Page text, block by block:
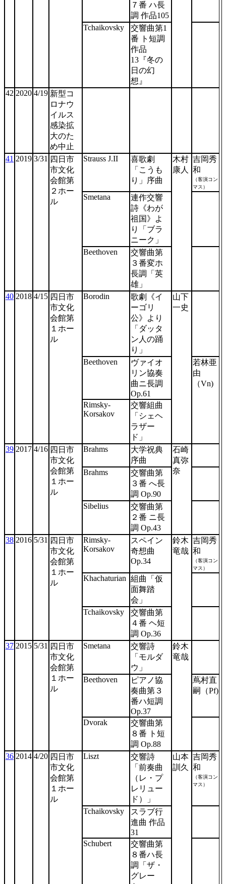
７番 ハ長
調 作品105
Tchaikovsky
交響曲第1
番 ト短調
作品
13『冬の
日の幻
想』
42 2020 4/19 新型コ
ロナウ
イルス
感染拡
大のた
め中止
41 2019 3/31 四日市
市文化
会館第
２ホー
ル
Strauss J.II
喜歌劇
「こうも
り」序曲
木村
康人
吉岡秀
和
（客演コン
マス）
Smetana
連作交響
詩《わが
祖国》よ
り「ブラ
ニーク」
Beethoven
交響曲第
３番変ホ
長調「英
雄」
40 2018 4/15 四日市
市文化
会館第
１ホー
ル
Borodin
歌劇《イ
ーゴリ
公》より
「ダッタ
ン人の踊
り」
山下
一史
Beethoven
ヴァイオ
リン協奏
曲ニ長調
Op.61
若林亜
由
（Vn)
Rimsky-
Korsakov
交響組曲
「シェヘ
ラザー
ド」
39 2017 4/16 四日市
市文化
会館第
１ホー
ル
Brahms
大学祝典
序曲
石崎
真弥
奈
Brahms
交響曲第
３番 へ長
調 Op.90
Sibelius
交響曲第
２番 ニ長
調 Op.43
38 2016 5/31 四日市
市文化
会館第
１ホー
ル
Rimsky-
Korsakov
スペイン
奇想曲
Op.34
鈴木
竜哉
吉岡秀
和
（客演コン
マス）
Khachaturian 組曲「仮
面舞踏
会」
Tchaikovsky
交響曲第
４番 ヘ短
調 Op.36
37 2015 5/31 四日市
市文化
会館第
１ホー
ル
Smetana
交響詩
「モルダ
ウ」
鈴木
竜哉
Beethoven
ピアノ協
奏曲第３
番ハ短調
Op.37
蔦村直
嗣（Pf)
Dvorak
交響曲第
８番 ト短
調 Op.88
36 2014 4/20 四日市
市文化
会館第
１ホー
ル
Liszt
交響詩
「前奏曲
（レ・プ
レリュー
ド）」
山本
訓久
吉岡秀
和
（客演コン
マス）
Tchaikovsky
スラブ行
進曲 作品
31
Schubert
交響曲第
８番ハ長
調「ザ・
グレー